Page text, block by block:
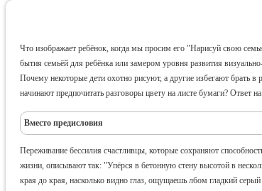
Что изображает ребёнок, когда мы просим его "Нарисуй свою
бытия семьёй для ребёнка или замером уровня развития
Почему некоторые дети охотно рисуют, а другие избегают брать
начинают предпочитать разговоры цвету на листе бумаги? Ответ
Вместо предисловия
Переживание бессилия счастливцы, которые сохраняют
жизни, описывают так: "Упёрся в бетонную стену высотой в
края до края, насколько видно глаз, ощущаешь лбом гладкий